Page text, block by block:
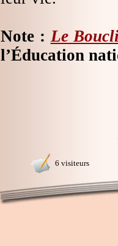
Note :Le
l’Éducation
6 visiteurs